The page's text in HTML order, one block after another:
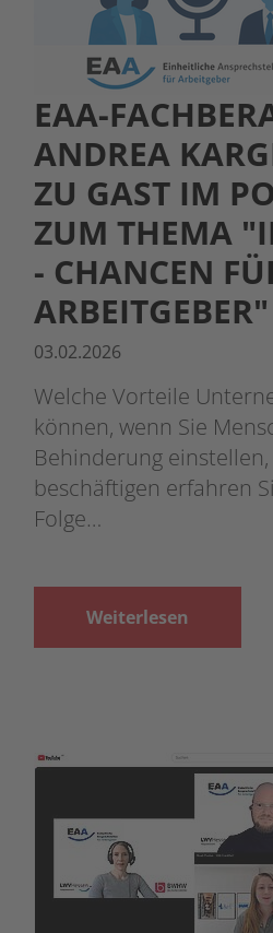
EAA-
ANDREA
ZU GAST IM
ZUM THEMA
- CHANCEN
ARBEITGEBER"
03.02.2026
Welche Vorteile
können, wenn Sie
Behinderung
beschäftigen erfahren
Folge…
Weiterlesen